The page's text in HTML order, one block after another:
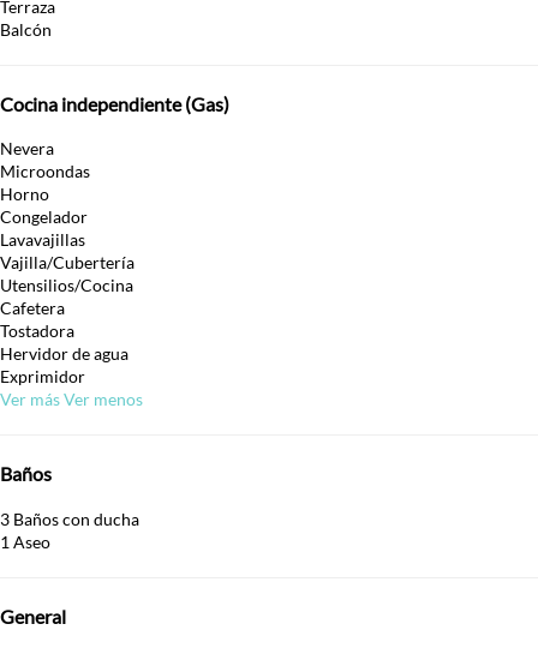
Terraza
Balcón
Cocina independiente (Gas)
Nevera
Microondas
Horno
Congelador
Lavavajillas
Vajilla/Cubertería
Utensilios/Cocina
Cafetera
Tostadora
Hervidor de agua
Exprimidor
Ver másVer menos
Baños
3 Baños con ducha
1 Aseo
General